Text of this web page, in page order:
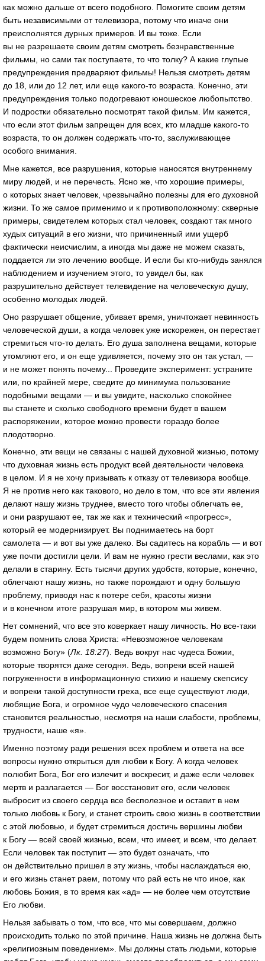
как можно дальше от всего подобного. Помогите своим детям
быть независимыми от телевизора, потому что иначе они
преисполнятся дурных примеров. И вы тоже. Если
вы не разрешаете своим детям смотреть безнравственные
фильмы, но сами так поступаете, то что толку? А какие глупые
предупреждения предваряют фильмы! Нельзя смотреть детям
до 18, или до 12 лет, или еще какого-то возраста. Конечно, эти
предупреждения только подогревают юношеское любопытство.
И подростки обязательно посмотрят такой фильм. Им кажется,
что если этот фильм запрещен для всех, кто младше какого-то
возраста, то он должен содержать что-то, заслуживающее
особого внимания.
Мне кажется, все разрушения, которые наносятся внутреннему
миру людей, и не перечесть. Ясно же, что хорошие примеры,
о которых знает человек, чрезвычайно полезны для его духовной
жизни. То же самое применимо и к противоположному: скверные
примеры, свидетелем которых стал человек, создают так много
худых ситуаций в его жизни, что причиненный ими ущерб
фактически неисчислим, а иногда мы даже не можем сказать,
поддается ли это лечению вообще. И если бы кто-нибудь занялся
наблюдением и изучением этого, то увидел бы, как
разрушительно действует телевидение на человеческую душу,
особенно молодых людей.
Оно разрушает общение, убивает время, уничтожает невинность
человеческой души, а когда человек уже искорежен, он перестает
стремиться что-то делать. Его душа заполнена вещами, которые
утомляют его, и он еще удивляется, почему это он так устал, —
и не может понять почему... Проведите эксперимент: устраните
или, по крайней мере, сведите до минимума пользование
подобными вещами — и вы увидите, насколько спокойнее
вы станете и сколько свободного времени будет в вашем
распоряжении, которое можно провести гораздо более
плодотворно.
Конечно, эти вещи не связаны с нашей духовной жизнью, потому
что духовная жизнь есть продукт всей деятельности человека
в целом. И я не хочу призывать к отказу от телевизора вообще.
Я не против него как такового, но дело в том, что все эти явления
делают нашу жизнь труднее, вместо того чтобы облегчать ее,
и они разрушают ее, так же как и технический «прогресс»,
который ее модернизирует. Вы поднимаетесь на борт
самолета — и вот вы уже далеко. Вы садитесь на корабль — и вот
уже почти достигли цели. И вам не нужно грести веслами, как это
делали в старину. Есть тысячи других удобств, которые, конечно,
облегчают нашу жизнь, но также порождают и одну большую
проблему, приводя нас к потере себя, красоты жизни
и в конечном итоге разрушая мир, в котором мы живем.
Нет сомнений, что все это коверкает нашу личность. Но все-таки
будем помнить слова Христа: «Невозможное человекам
возможно Богу» (Лк. 18:27). Ведь вокруг нас чудеса Божии,
которые творятся даже сегодня. Ведь, вопреки всей нашей
погруженности в информационную стихию и нашему скепсису
и вопреки такой доступности греха, все еще существуют люди,
любящие Бога, и огромное чудо человеческого спасения
становится реальностью, несмотря на наши слабости, проблемы,
трудности, наше «я».
Именно поэтому ради решения всех проблем и ответа на все
вопросы нужно открыться для любви к Богу. А когда человек
полюбит Бога, Бог его излечит и воскресит, и даже если человек
мертв и разлагается — Бог восстановит его, если человек
выбросит из своего сердца все бесполезное и оставит в нем
только любовь к Богу, и станет строить свою жизнь в соответствии
с этой любовью, и будет стремиться достичь вершины любви
к Богу — всей своей жизнью, всем, что имеет, и всем, что делает.
Если человек так поступит — это будет означать, что
он действительно пришел в эту жизнь, чтобы наслаждаться ею,
и его жизнь станет раем, потому что рай есть не что иное, как
любовь Божия, в то время как «ад» — не более чем отсутствие
Его любви.
Нельзя забывать о том, что все, что мы совершаем, должно
происходить только по этой причине. Наша жизнь не должна быть
«религиозным поведением». Мы должны стать людьми, которые